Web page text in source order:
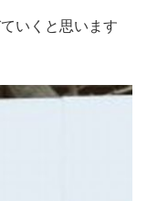
いくと思います